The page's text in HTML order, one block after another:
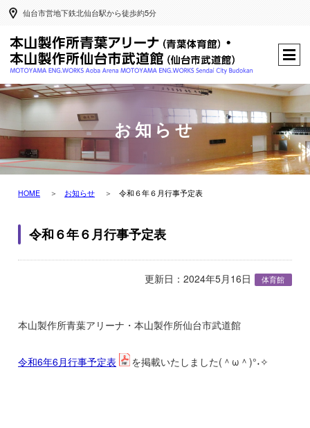
仙台市営地下鉄北仙台駅から徒歩約5分
お知らせ
HOME お知らせ 令和６年６月行事予定表
令和６年６月行事予定表
更新日：2024年5月16日 体育館
本山製作所青葉アリーナ・本山製作所仙台市武道館
令和6年6月行事予定表 を掲載いたしました(＾ω＾)°˖✧